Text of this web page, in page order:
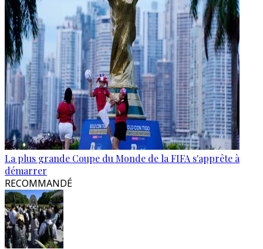
La plus grande Coupe du Monde de la FIFA s'apprête à
démarrer
RECOMMANDÉ